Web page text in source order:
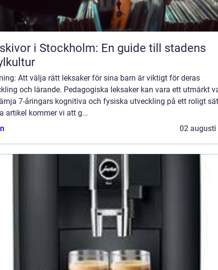
i Stockholm: En guide till stadens
Att välja rätt leksaker för sina barn är viktigt för deras
och lärande. Pedagogiska leksaker kan vara ett utmärkt
7-åringars kognitiva och fysiska utveckling på ett roligt
artikel kommer vi att g...
02 augusti